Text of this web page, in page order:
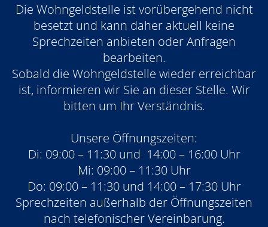
Die Wohngeldstelle ist vorübergehend nicht
besetzt und kann daher aktuell keine
Sprechzeiten anbieten oder Anfragen
bearbeiten.
Sobald die Wohngeldstelle wieder erreichbar
ist, informieren wir Sie an dieser Stelle. Wir
bitten um Ihr Verständnis.
Unsere Öffnungszeiten:
Di: 09:00 – 11:30 und 14:00 – 16:00 Uhr
Mi: 09:00 – 11:30 Uhr
Do: 09:00 – 11:30 und 14:00 – 17:30 Uhr
Sprechzeiten außerhalb der Öffnungszeiten
nach telefonischer Vereinbarung.